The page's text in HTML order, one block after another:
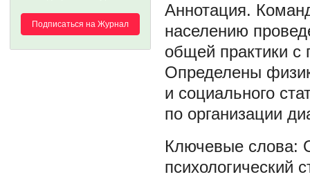
Подписаться на Журнал
населению
общей практики с
Определены
и социального
по организации
психологический